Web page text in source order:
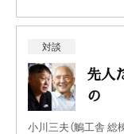
対談
先人
の
小川三夫（鵤工舎 総